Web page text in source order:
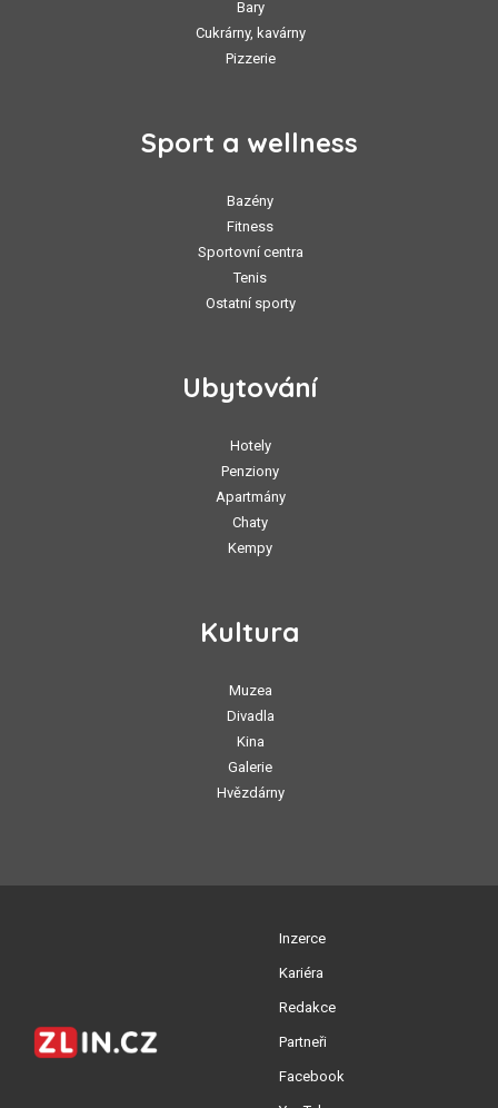
Bary
Cukrárny, kavárny
Pizzerie
Sport a wellness
Bazény
Fitness
Sportovní centra
Tenis
Ostatní sporty
Ubytování
Hotely
Penziony
Apartmány
Chaty
Kempy
Kultura
Muzea
Divadla
Kina
Galerie
Hvězdárny
Inzerce
Kariéra
Redakce
Partneři
Facebook